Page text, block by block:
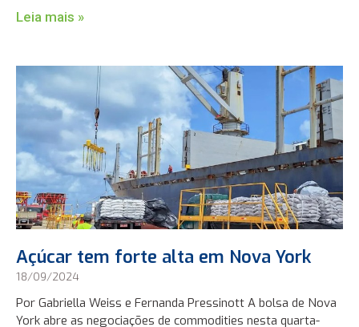
Leia mais »
Açúcar tem forte alta em Nova York
18/09/2024
Por Gabriella Weiss e Fernanda Pressinott A bolsa de Nova
York abre as negociações de commodities nesta quarta-